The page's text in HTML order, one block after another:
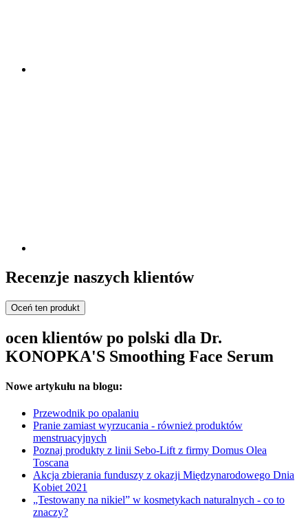
Recenzje naszych klientów
Oceń ten produkt
ocen klientów po polski dla Dr.
KONOPKA'S Smoothing Face Serum
Nowe artykułu na blogu:
Przewodnik po opalaniu
Pranie zamiast wyrzucania - również produktów
menstruacyjnych
Poznaj produkty z linii Sebo-Lift z firmy Domus Olea
Toscana
Akcja zbierania funduszy z okazji Międzynarodowego Dnia
Kobiet 2021
„Testowany na nikiel” w kosmetykach naturalnych - co to
znaczy?